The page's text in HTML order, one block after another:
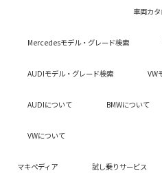
車両カ
Mercedesモデル・グレード検索
AUDIモデル・グレード検索 VW
AUDIについて BMWについて
VWについて
マキペディア 試し乗りサービス